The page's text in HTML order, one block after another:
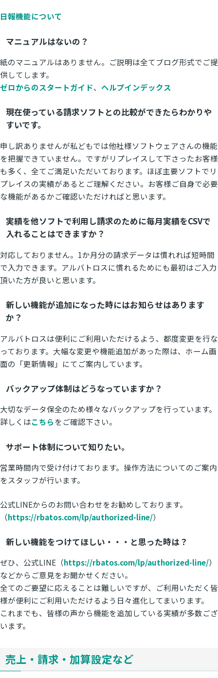
日報機能について
マニュアルはないの？
紙のマニュアルはありません。ご説明は全てブログ形式でご提
供してします。
ゼロからのスタートガイド、 ヘルプインデックス
現在使っている請求ソフトとの比較ができたらわかりや
すいです。
申し訳ありませんが私どもでは他社様ソフトウェアさんの機能
を把握できていません。ですがリプレイスして下さったお客様
も多く、全てご満足いただいております。ほぼ主要ソフトでリ
プレイスの実績があるとご理解ください。お客様ご自身で必要
な機能があるかご確認いただければと思います。
実績を他ソフトで利用し請求のために毎月実績をCSVで
入れることはできますか？
対応しておりません。1か月分の請求データは慣れれば短時間
で入力できます。アルバトロスに慣れるためにも最初はご入力
頂いた方が良いと思います。
新しい機能が追加になった時にはお知らせはあります
か？
アルバトロスは便利にご利用いただけるよう、都度変更を行な
っております。大幅な変更や機能追加があった際は、ホーム画
面の「更新情報」にてご案内しています。
バックアップ体制はどうなっていますか？
大切なデータ保全のため様々なバックアップを行っています。
詳しくはこちらをご確認下さい。
サポート体制について知りたい。
営業時間内で受け付けております。操作方法についてのご案内
をスタッフが行います。
公式LINEからのお問い合わせをお勧めしております。
（https://rbatos.com/lp/authorized-line/）
新しい機能をつけてほしい・・・と思った時は？
ぜひ、公式LINE（https://rbatos.com/lp/authorized-line/）
などからご意見をお聞かせください。
全てのご要望に応えることは難しいですが、ご利用いただく皆
様が便利にご利用いただけるよう日々進化してまいります。
これまでも、皆様の声から機能を追加している実績が多数ござ
います。
売上・請求・加算設定など